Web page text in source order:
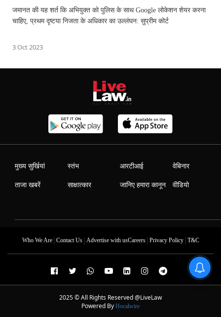
जमानत की यह शर्त कि अभियुक्त को पुलिस के साथ Google लोकेशन शेयर करना
चाहिए, प्रथम दृष्टया निजता के अधिकार का उल्लंघन: सुप्रीम कोर्ट
3 Oct 2023
मुख्य सुर्खियां
ताजा खबरें
स्तंभ
साक्षात्कार
आरटीआई
जानिए हमारा कानून
वेबिनार
वीडियो
Who We Are| Contact Us| Advertise with usCareers| Privacy Policy| T&C
2025 © All Rights Reserved @LiveLaw
Powered By Hocalwire